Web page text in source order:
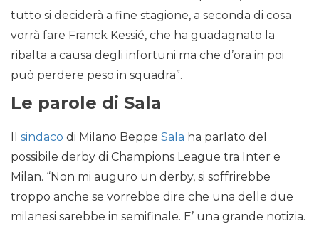
tutto si deciderà a fine stagione, a seconda di cosa
vorrà fare Franck Kessié, che ha guadagnato la
ribalta a causa degli infortuni ma che d’ora in poi
può perdere peso in squadra”.
Le parole di Sala
Il sindaco di Milano Beppe Sala ha parlato del
possibile derby di Champions League tra Inter e
Milan. “Non mi auguro un derby, si soffrirebbe
troppo anche se vorrebbe dire che una delle due
milanesi sarebbe in semifinale. E’ una grande notizia.